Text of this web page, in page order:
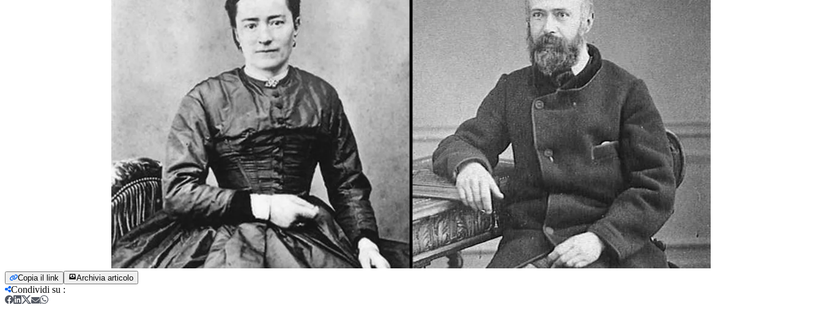
Copia il link Archivia articolo
Condividi su :